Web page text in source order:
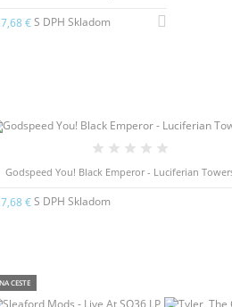
€S DPH Skladom
Godspeed You! Black Emperor - Luciferian
€S DPH Skladom
NA CESTE